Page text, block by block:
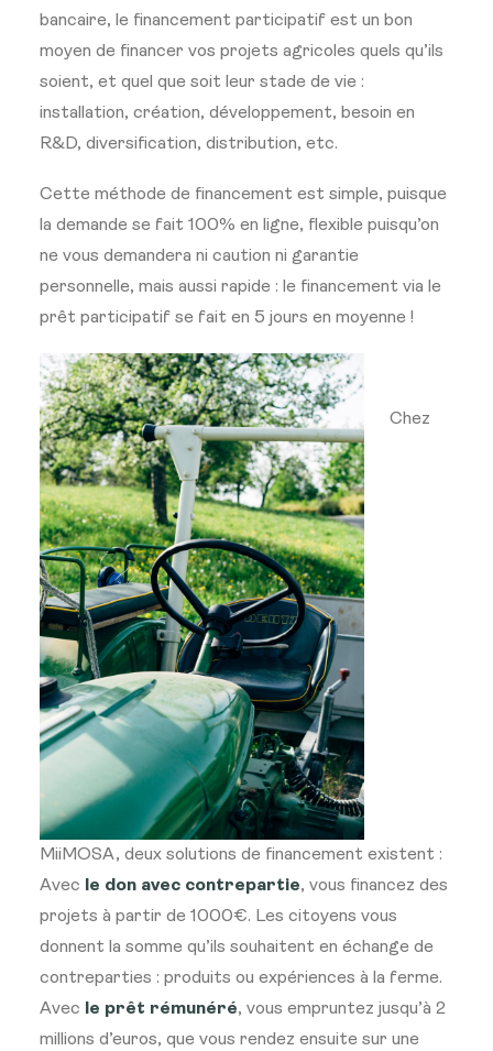
bancaire, le financement participatif est un bon
moyen de financer vos projets agricoles quels qu’ils
soient, et quel que soit leur stade de vie :
installation, création, développement, besoin en
R&D, diversification, distribution, etc.
Cette méthode de financement est simple, puisque
la demande se fait 100% en ligne, flexible puisqu’on
ne vous demandera ni caution ni garantie
personnelle, mais aussi rapide : le financement via le
prêt participatif se fait en 5 jours en moyenne !
Chez
MiiMOSA, deux solutions de financement existent :
Avec le don avec contrepartie, vous financez des
projets à partir de 1000€. Les citoyens vous
donnent la somme qu’ils souhaitent en échange de
contreparties : produits ou expériences à la ferme.
Avec le prêt rémunéré, vous empruntez jusqu’à 2
millions d’euros, que vous rendez ensuite sur une